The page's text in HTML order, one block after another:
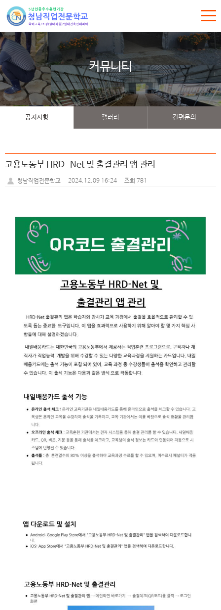
커뮤니티
공지사항 갤러리 간편문의
고용노동부 HRD-Net 및 출결관리 앱 관리
청남직업전문학교 2024.12.09 16:24 조회 781